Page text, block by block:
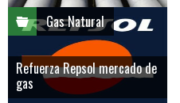
Gas Natural
Refuerza Repsol mercado de
gas